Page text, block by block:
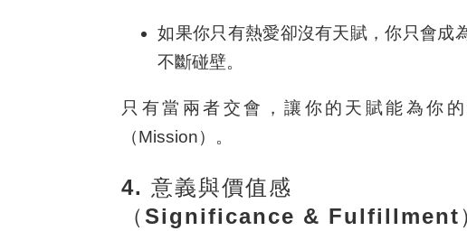
如果你只有熱愛卻沒有天賦 ，你只會成
不斷碰壁。
只有當兩者交會，讓你的天賦能為你
（Mission）。
4. 意義與價值感
（Significance & Fulfillment